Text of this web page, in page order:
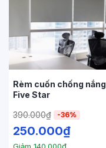
Rèm cuốn chống nắng
Five Star
390.000₫ -36%
250.000₫
Giảm 140.000₫